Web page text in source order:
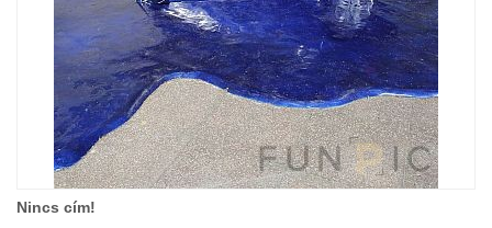
Nincs cím!